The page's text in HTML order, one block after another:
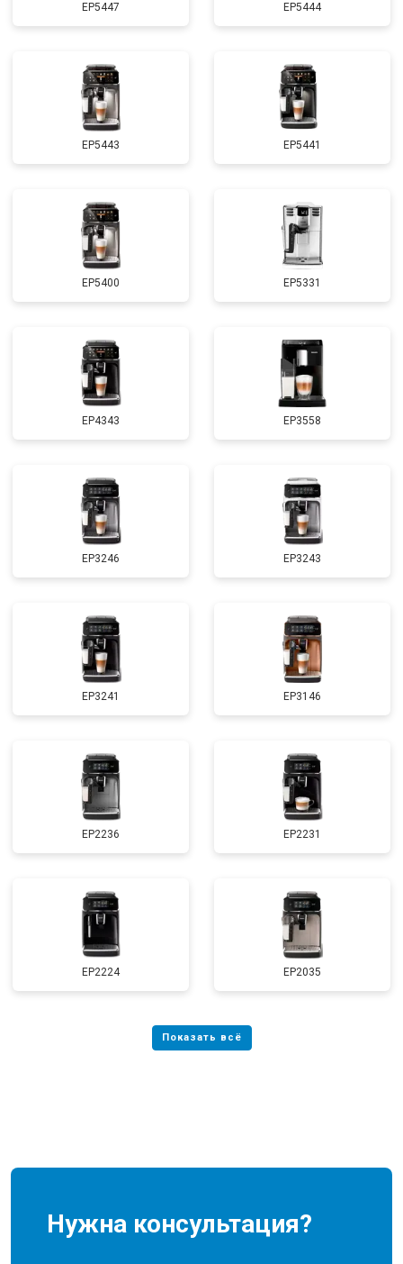
EP5447 EP5444
EP5443 EP5441
EP5400 EP5331
EP4343 EP3558
EP3246 EP3243
EP3241 EP3146
EP2236 EP2231
EP2224 EP2035
Нужна консультация?